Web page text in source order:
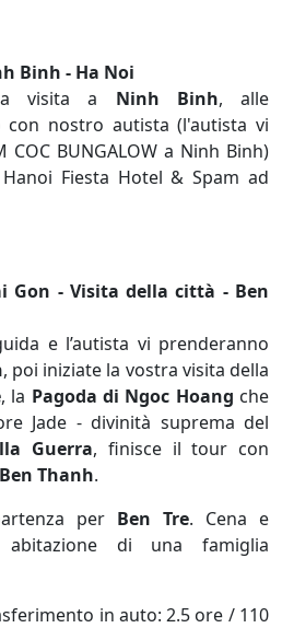
Binh - Ha Noi
visita a Ninh Binh, alle
con nostro autista (l'autista vi
BUNGALOW a Ninh Binh)
Fiesta Hotel & Spam ad
Gon - Visita della città - Ben
e l’autista vi prenderanno
, poi iniziate la vostra visita della
, la Pagoda di Ngoc Hoang che
Jade - divinità suprema del
Guerra, finisce il tour con
Thanh.
per Ben Tre. Cena e
abitazione di una famiglia
in auto: 2.5 ore / 110